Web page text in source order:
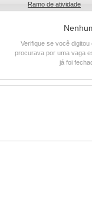
Ramo de atividade
Verifique se você
procurava por uma vaga
já foi